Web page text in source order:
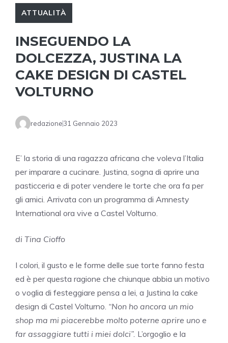
ATTUALITÀ
INSEGUENDO LA
DOLCEZZA, JUSTINA LA
CAKE DESIGN DI CASTEL
VOLTURNO
redazione31 Gennaio 2023
E’ la storia di una ragazza africana che voleva l’Italia
per imparare a cucinare. Justina, sogna di aprire una
pasticceria e di poter vendere le torte che ora fa per
gli amici. Arrivata con un programma di Amnesty
International ora vive a Castel Volturno.
di Tina Cioffo
I colori, il gusto e le forme delle sue torte fanno festa
ed è per questa ragione che chiunque abbia un motivo
o voglia di festeggiare pensa a lei, a Justina la cake
design di Castel Volturno. “Non ho ancora un mio
shop ma mi piacerebbe molto poterne aprire uno e
far assaggiare tutti i miei dolci”. L’orgoglio e la